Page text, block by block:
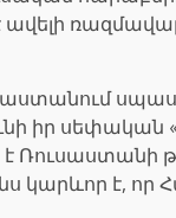
ավելի
ունի իր
Ռուսաստանի
կարևոր է,